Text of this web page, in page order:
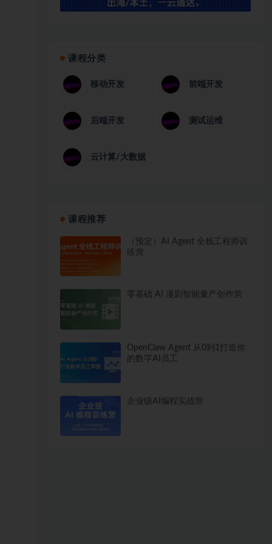
课程分类
移动开发 前端开发
后端开发 测试运维
云计算/大数据
课程推荐
（预定）AI Agent 全栈工程师训
练营
零基础 AI 漫剧智能量产创作营
OpenClaw Agent 从0到1打造你
的数字AI员工
企业级AI编程实战营